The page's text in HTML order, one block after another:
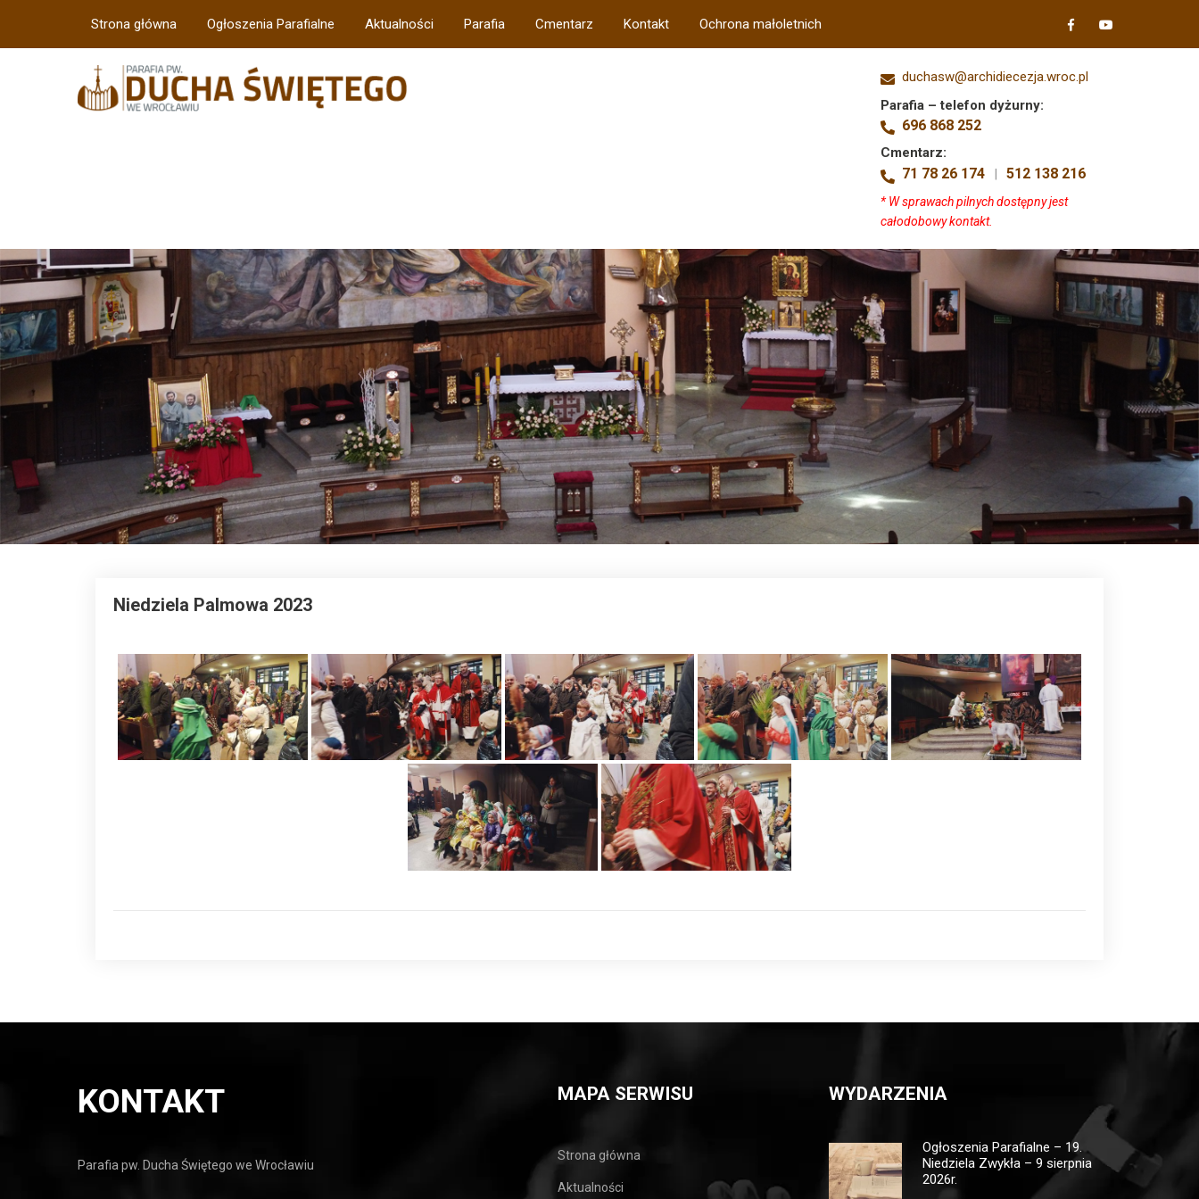
Strona główna Ogłoszenia Parafialne Aktualności Parafia Cmentarz Kontakt Ochrona małoletnich
duchasw@archidiecezja.wroc.pl
Parafia – telefon dyżurny:
696 868 252
Cmentarz:
71 78 26 174 | 512 138 216
* W sprawach pilnych dostępny jest
całodobowy kontakt.
Niedziela Palmowa 2023
KONTAKT
Parafia pw. Ducha Świętego we Wrocławiu
MAPA SERWISU
Strona główna
Aktualności
WYDARZENIA
Ogłoszenia Parafialne – 19.
Niedziela Zwykła – 9 sierpnia
2026r.